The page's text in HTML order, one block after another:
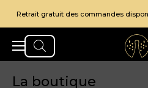
Retrait gratuit des commandes
La boutique